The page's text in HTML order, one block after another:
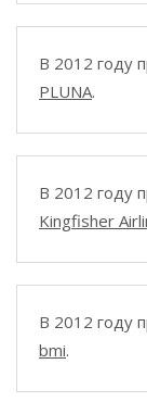
В 2012 году
PLUNA.
В 2012 году
Kingfisher
В 2012 году
bmi.